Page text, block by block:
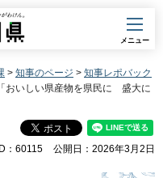
メニュー
> 知事のページ > 知事レポバック
いしい県産物を県民に 盛大に
：60115 公開日：2026年3月2日